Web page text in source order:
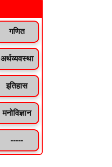
गणित
अर्थव्यवस्था
इतिहास
मनोविज्ञान
-----